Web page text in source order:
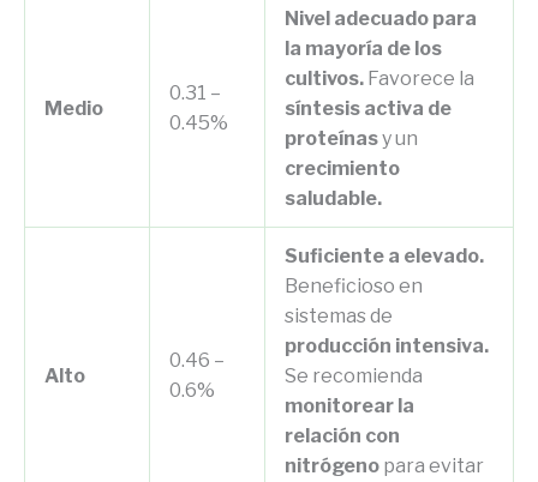
Medio
0.31 –
0.45%
Nivel adecuado para
la mayoría de los
cultivos. Favorece la
síntesis activa de
proteínasy un
crecimiento
saludable.
Alto
0.46 –
0.6%
Suficiente a elevado.
Beneficioso en
sistemas de
producción intensiva.
Se recomienda
monitorear la
relación con
nitrógeno para evitar